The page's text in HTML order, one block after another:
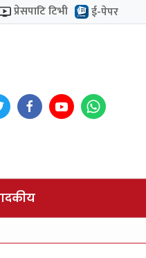
प्रेसपाटि टिभी ई-पेपर